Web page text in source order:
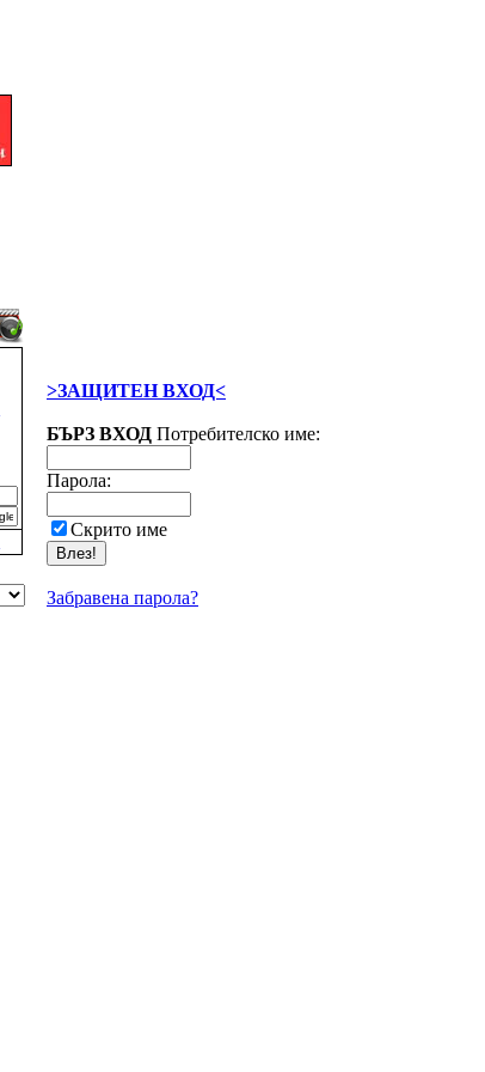
>ЗАЩИТЕН ВХОД<
БЪРЗ ВХОД Потребителско име:
Парола:
Скрито име
Забравена парола?